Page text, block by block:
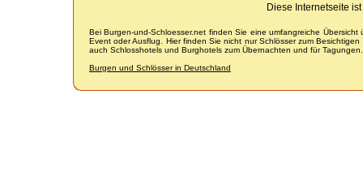
Diese Internetseite
Bei Burgen-und-Schloesser.net finden Sie eine umfangreiche
Event oder Ausflug. Hier finden Sie nicht nur Schlösser zum
auch Schlosshotels und Burghotels zum Übernachten und für Tagungen.
Burgen und Schlösser in Deutschland